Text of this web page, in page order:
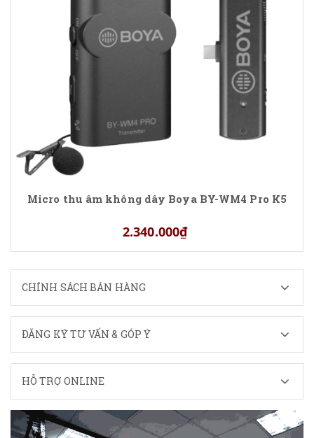
Micro thu âm không dây Boya BY-WM4 Pro K5
2.340.000₫
CHÍNH SÁCH BÁN HÀNG
ĐĂNG KÝ TƯ VẤN & GÓP Ý
HỖ TRỢ ONLINE